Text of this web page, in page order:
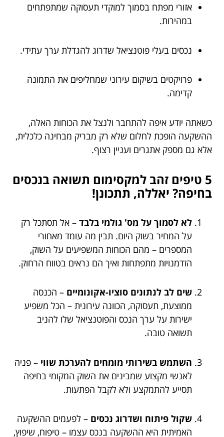
אזורי מפתח בסמוך למוקדי תעסוקה שמתפתחים
במהירות.
נכסים בעלי פוטנציאל שדרוג להגדלת ערך עתידי.
פרויקטים בשיקום עירוני שמחליפים את התמונה
קדימה.
כשאתה יודע איפה להתחבר ולנצל את הכוחות האלה,
ההשקעה הופכת לחלום שלא רק מבריק מבחינה כלכלית,
אלא גם מספק אתגרים ועניין רצוף.
5 טיפים זהב למקסימום תשואה בנכסים
בחיפה? יאללה, תתכונן!
לא לסמוך על מס' גולמי בלבד – אל תסתכל רק
על המחיר בשוק היום. תבין מה עומד מאחורי
המספרים – מהם הכוחות המשפיעים על השוק,
הזדמנויות מתפתחות ואיך הם נראים בטווח הרחוק.
שים לב לנתונים סוציו-אקונומיים – הכנסה
ממוצעת, תעסוקה, הכוונה עירונית – הכל משפיע
ישירות על ערך הנכס והפוטנציאל שלו להניב
תשואה טובה.
השתמש בשירותי מומחים להערכת שווי – פניה
לאנשי מקצוע שמבינים את השוק המקומי בחיפה
תסייע להתמקצע ולא לקבל הפתעות.
שקול פיתוח ושדרוג נכסים – לפעמים ההשקעה
האמיתית היא ההשקעה בנכס עצמו – טיפוח, שיפוץ,